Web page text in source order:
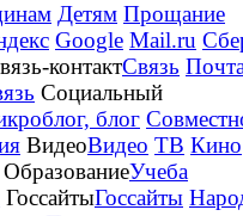
Детям Прощание
Google Mail.ru
контактСвязь
Социальный
блог
ВидеоВидео TB Кино
ОбразованиеУчеба
ГоссайтыГоссайты